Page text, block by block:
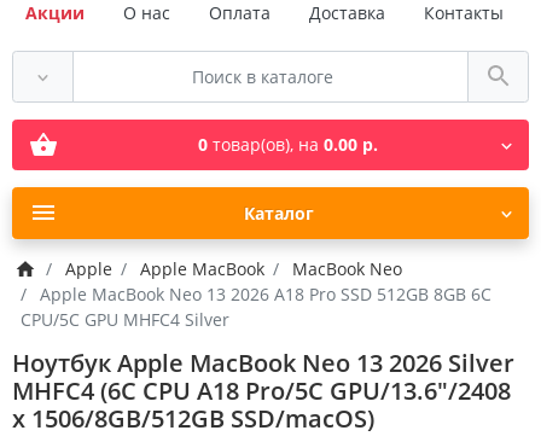
Акции О нас Оплата Доставка Контакты
0товар(ов), на 0.00 р.
Каталог
Apple Apple MacBook
MacBook Neo
Apple MacBook Neo 13 2026 A18 Pro SSD 512GB 8GB 6C
CPU/5C GPU MHFC4 Silver
Ноутбук Apple MacBook Neo 13 2026 Silver
MHFC4 (6C CPU A18 Pro/5C GPU/13.6"/2408
x 1506/8GB/512GB SSD/macOS)